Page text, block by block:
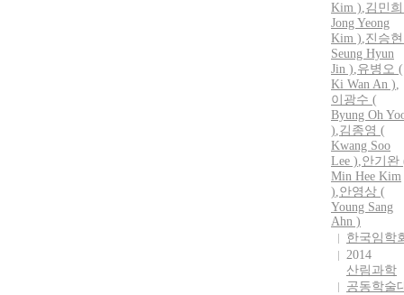
Kim ),김민
Jong Yeong
Kim ),진승
Seung Hyun
Jin ),유병오 (
Ki Wan An ),
이광수 (
Byung Oh
),김종영 (
Kwang Soo
Lee ),안기완
Min Hee Kim
),안영상 (
Young Sang
Ahn )
한국임학
2014
산림과학
공동학술